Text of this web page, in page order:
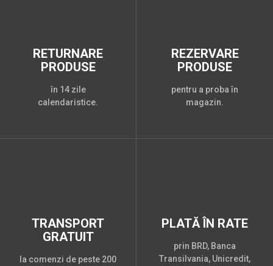
RETURNARE
PRODUSE
în 14 zile
calendaristice.
REZERVARE
PRODUSE
pentru a proba în
magazin.
TRANSPORT
GRATUIT
la comenzi de peste 200
PLATĂ ÎN RATE
prin BRD, Banca
Transilvania, Unicredit,